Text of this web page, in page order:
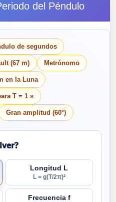
del Péndulo
de segundos
(67 m) Metrónomo
en la Luna
T = 1 s
Gran amplitud (60°)
Longitud L
L = g(T/2π)²
Frecuencia f